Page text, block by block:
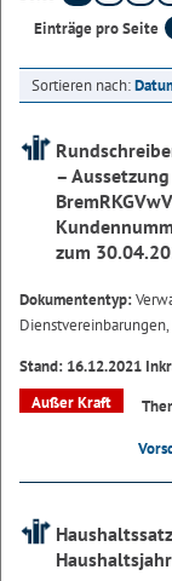
Einträge pro Seite
Sortieren nach:
–
zum
Dokumententyp:
Stand: 16.12.2021
Außer Kraft